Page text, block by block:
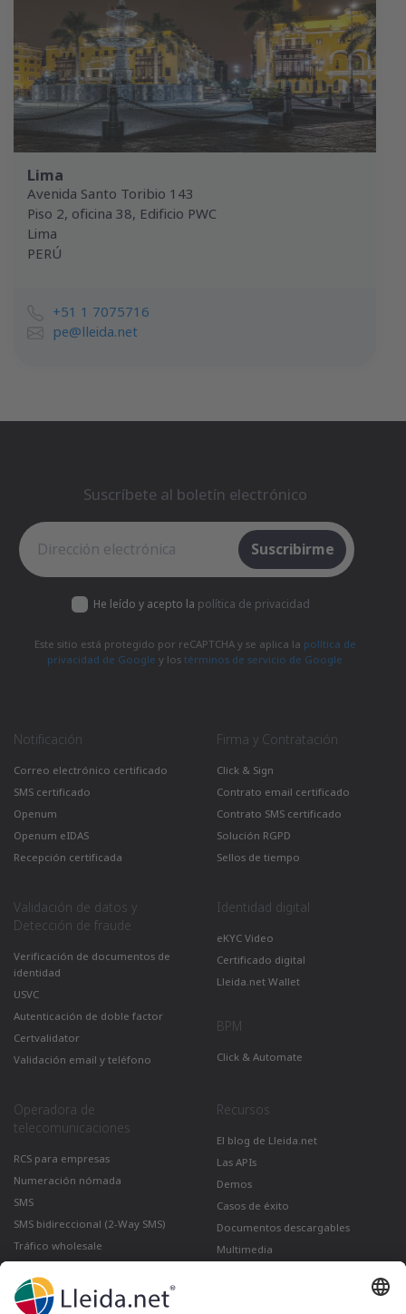
Lima
Avenida Santo Toribio 143
Piso 2, oficina 38, Edificio PWC
Lima
PERÚ
+51 1 7075716
pe@lleida.net
Suscríbete al boletín electrónico
Suscribirme
He leído y acepto la política de privacidad
Este sitio está protegido por reCAPTCHA y se aplica la política de
privacidad de Google y lostérminos de servicio de Google
Notificación
Correo electrónico certificado
SMS certificado
Openum
Openum eIDAS
Recepción certificada
Firma y Contratación
Click & Sign
Contrato email certificado
Contrato SMS certificado
Solución RGPD
Sellos de tiempo
Validación de datos y
Detección de fraude
Verificación de documentos de
identidad
USVC
Autenticación de doble factor
Certvalidator
Validación email y teléfono
Identidad digital
eKYC Video
Certificado digital
Lleida.net Wallet
BPM
Click & Automate
Operadora de
telecomunicaciones
RCS para empresas
Numeración nómada
SMS
SMS bidireccional (2-Way SMS)
Tráfico wholesale
Recursos
El blog de Lleida.net
Las APIs
Demos
Casos de éxito
Documentos descargables
Multimedia